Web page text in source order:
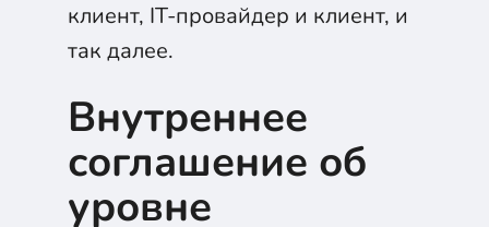
клиент, IT-провайдер и клиент, и
так далее.
Внутреннее
соглашение об
уровне